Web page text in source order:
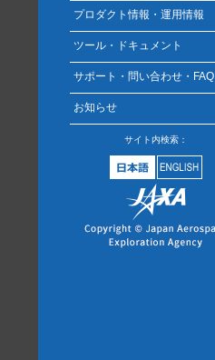
プロダクト情報・運用情報
ツール・ドキュメント
サポート・問い合わせ・FAQ
お知らせ
サイト内検索：